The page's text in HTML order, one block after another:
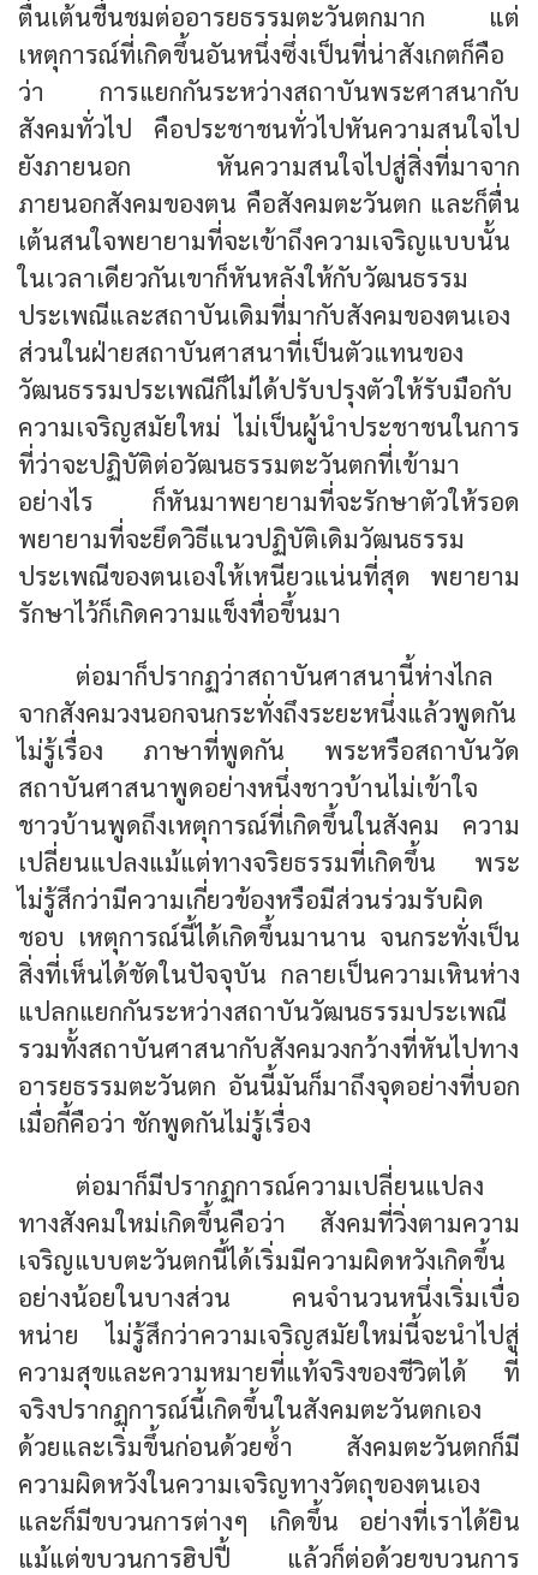
ตื่นเต้นชื่นชมต่ออารยธรรมตะวันตกมาก แต่
เหตุการณ์ที่เกิดขึ้นอันหนึ่งซึ่งเป็นที่น่าสังเกตก็คือ
ว่า การแยกกันระหว่างสถาบันพระศาสนากับ
สังคมทั่วไป คือประชาชนทั่วไปหันความสนใจไป
ยังภายนอก หันความสนใจไปสู่สิ่งที่มาจาก
ภายนอกสังคมของตน คือสังคมตะวันตก และก็ตื่น
เต้นสนใจพยายามที่จะเข้าถึงความเจริญแบบนั้น
ในเวลาเดียวกันเขาก็หันหลังให้กับวัฒนธรรม
ประเพณีและสถาบันเดิมที่มากับสังคมของตนเอง
ส่วนในฝ่ายสถาบันศาสนาที่เป็นตัวแทนของ
วัฒนธรรมประเพณีก็ไม่ได้ปรับปรุงตัวให้รับมือกับ
ความเจริญสมัยใหม่ ไม่เป็นผู้นำประชาชนในการ
ที่ว่าจะปฏิบัติต่อวัฒนธรรมตะวันตกที่เข้ามา
อย่างไร ก็หันมาพยายามที่จะรักษาตัวให้รอด
พยายามที่จะยึดวิธีแนวปฏิบัติเดิมวัฒนธรรม
ประเพณีของตนเองให้เหนียวแน่นที่สุด พยายาม
รักษาไว้ก็เกิดความแข็งทื่อขึ้นมา
ต่อมาก็ปรากฏว่าสถาบันศาสนานี้ห่างไกล
จากสังคมวงนอกจนกระทั่งถึงระยะหนึ่งแล้วพูดกัน
ไม่รู้เรื่อง ภาษาที่พูดกัน พระหรือสถาบันวัด
สถาบันศาสนาพูดอย่างหนึ่งชาวบ้านไม่เข้าใจ
ชาวบ้านพูดถึงเหตุการณ์ที่เกิดขึ้นในสังคม ความ
เปลี่ยนแปลงแม้แต่ทางจริยธรรมที่เกิดขึ้น พระ
ไม่รู้สึกว่ามีความเกี่ยวข้องหรือมีส่วนร่วมรับผิด
ชอบ เหตุการณ์นี้ได้เกิดขึ้นมานาน จนกระทั่งเป็น
สิ่งที่เห็นได้ชัดในปัจจุบัน กลายเป็นความเหินห่าง
แปลกแยกกันระหว่างสถาบันวัฒนธรรมประเพณี
รวมทั้งสถาบันศาสนากับสังคมวงกว้างที่หันไปทาง
อารยธรรมตะวันตก อันนี้มันก็มาถึงจุดอย่างที่บอก
เมื่อกี้คือว่า ชักพูดกันไม่รู้เรื่อง
ต่อมาก็มีปรากฏการณ์ความเปลี่ยนแปลง
ทางสังคมใหม่เกิดขึ้นคือว่า สังคมที่วิ่งตามความ
เจริญแบบตะวันตกนี้ได้เริ่มมีความผิดหวังเกิดขึ้น
อย่างน้อยในบางส่วน คนจำนวนหนึ่งเริ่มเบื่อ
หน่าย ไม่รู้สึกว่าความเจริญสมัยใหม่นี้จะนำไปสู่
ความสุขและความหมายที่แท้จริงของชีวิตได้ ที่
จริงปรากฏการณ์นี้เกิดขึ้นในสังคมตะวันตกเอง
ด้วยและเริ่มขึ้นก่อนด้วยซ้ำ สังคมตะวันตกก็มี
ความผิดหวังในความเจริญทางวัตถุของตนเอง
และก็มีขบวนการต่างๆ เกิดขึ้น อย่างที่เราได้ยิน
แม้แต่ขบวนการฮิปปี้ แล้วก็ต่อด้วยขบวนการ